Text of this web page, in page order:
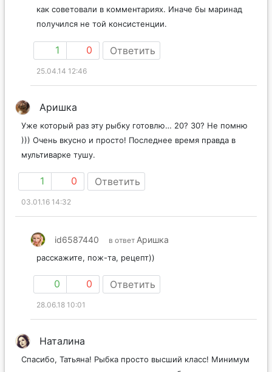
как советовали в комментариях. Иначе бы маринад
получился не той консистенции.
1 0 Ответить
25.04.14 12:46
Аришка
Уже который раз эту рыбку готовлю… 20? 30? Не помню
))) Очень вкусно и просто! Последнее время правда в
мультиварке тушу.
1 0 Ответить
03.01.16 14:32
id6587440 в ответ Аришка
расскажите, пож-та, рецепт))
0 0 Ответить
28.06.18 10:01
Наталина
Спасибо, Татьяна! Рыбка просто высший класс! Минимум